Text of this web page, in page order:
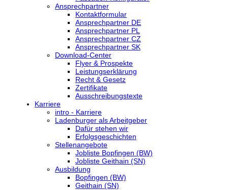
Ansprechpartner
Kontaktformular
Ansprechpartner DE
Ansprechpartner PL
Ansprechpartner CZ
Ansprechpartner SK
Download-Center
Flyer & Prospekte
Leistungserklärung
Recht & Gesetz
Zertifikate
Ausschreibungstexte
Karriere
intro - Karriere
Ladenburger als Arbeitgeber
Dafür stehen wir
Erfolgsgeschichten
Stellenangebote
Jobliste Bopfingen (BW)
Jobliste Geithain (SN)
Ausbildung
Bopfingen (BW)
Geithain (SN)